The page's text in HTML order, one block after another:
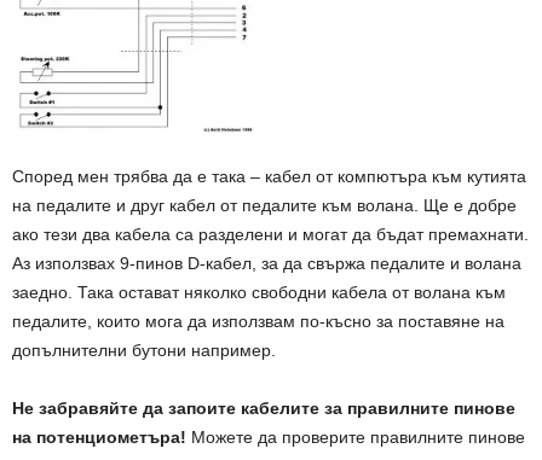
Според мен трябва да е така – кабел от компютъра към кутията
на педалите и друг кабел от педалите към волана. Ще е добре
ако тези два кабела са разделени и могат да бъдат премахнати.
Аз използвах 9-пинов D-кабел, за да свържа педалите и волана
заедно. Така остават няколко свободни кабела от волана към
педалите, които мога да използвам по-късно за поставяне на
допълнителни бутони например.
Не забравяйте да запоите кабелите за правилните пинове
на потенциометъра! Можете да проверите правилните пинове